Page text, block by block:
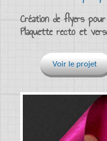
Création de flyers
Plaquette recto et
Voir le projet